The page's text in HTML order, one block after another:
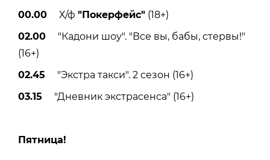
00.00 Х/ф "Покерфейс" (18+)
02.00 "Кадони шоу". "Все вы, бабы, стервы!"
(16+)
02.45 "Экстра такси". 2 сезон (16+)
03.15 "Дневник экстрасенса" (16+)
Пятницa!